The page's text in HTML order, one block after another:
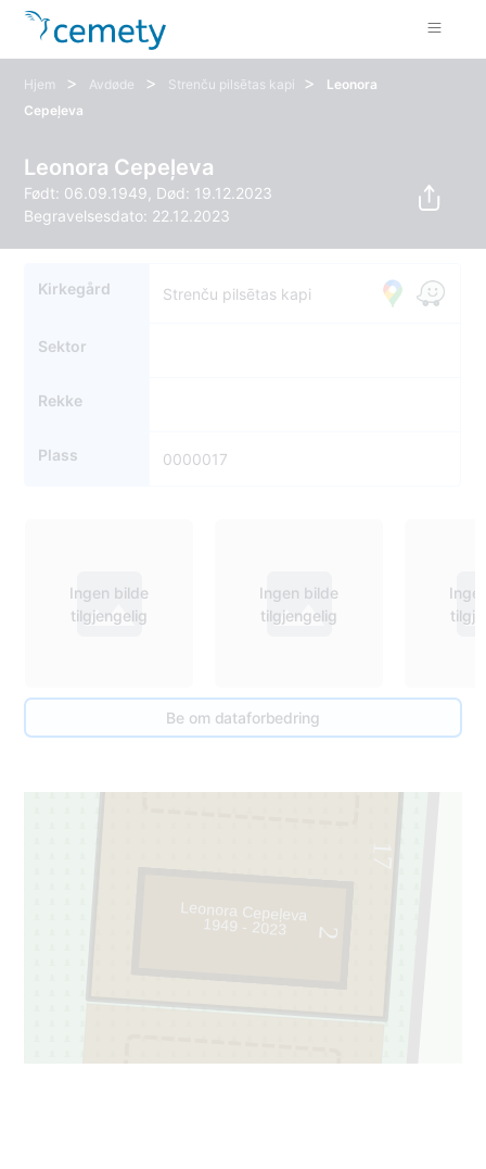
Hjem > Avdøde > Strenču pilsētas kapi >
Leonora
Cepeļeva
Leonora Cepeļeva
Født: 06.09.1949, Død: 19.12.2023
Begravelsesdato: 22.12.2023
Kirkegård Strenču pilsētas kapi
Sektor
Rekke
Plass 0000017
Ingen bilde
tilgjengelig
Ingen bilde
tilgjengelig
Be om dataforbedring
17
2
Leonora Cepeļeva
1949 - 2023